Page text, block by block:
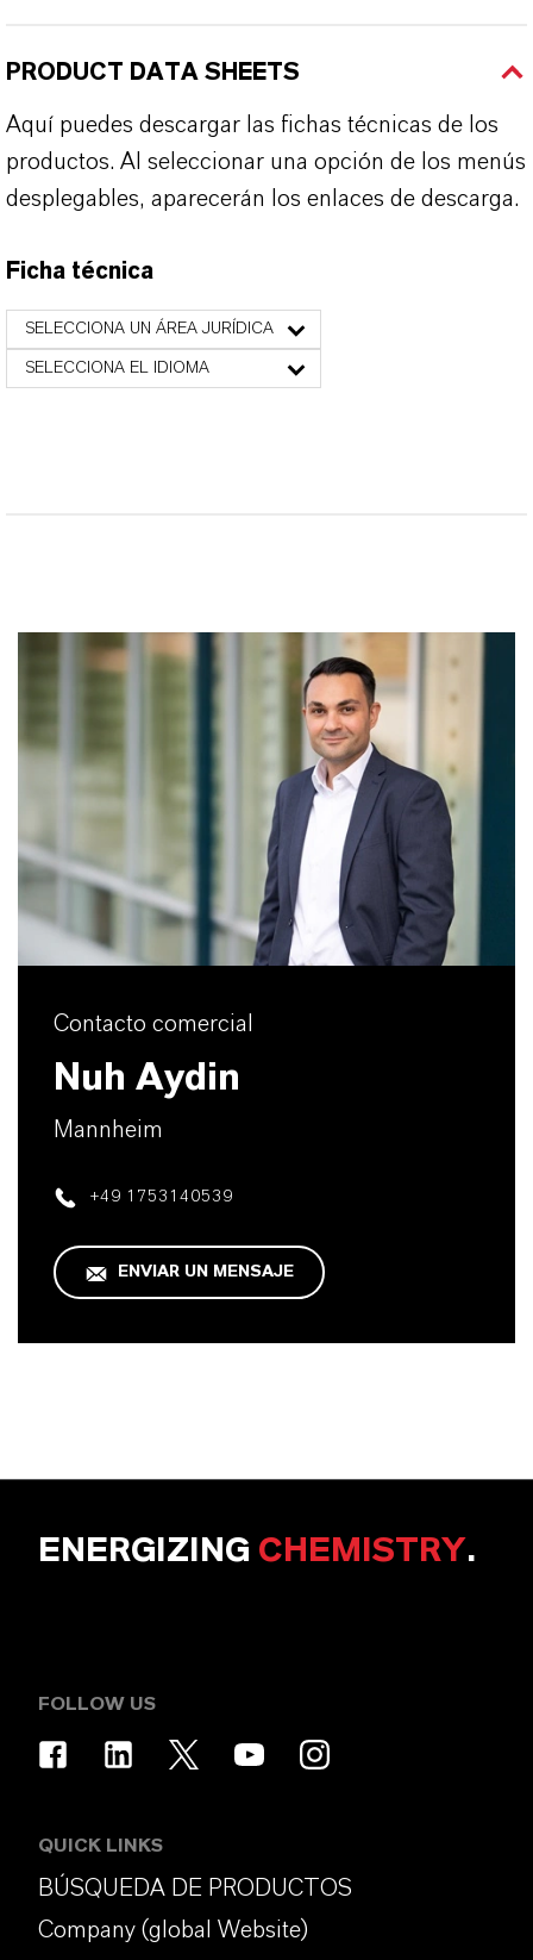
PRODUCT DATA SHEETS
Aquí puedes descargar las fichas técnicas de los
productos. Al seleccionar una opción de los menús
desplegables, aparecerán los enlaces de descarga.
Ficha técnica
SELECCIONA UN ÁREA JURÍDICA
SELECCIONA EL IDIOMA
Contacto comercial
Nuh Aydin
Mannheim
+49 1753140539
ENVIAR UN MENSAJE
ENERGIZING CHEMISTRY.
FOLLOW US
QUICK LINKS
BÚSQUEDA DE PRODUCTOS
Company (global Website)